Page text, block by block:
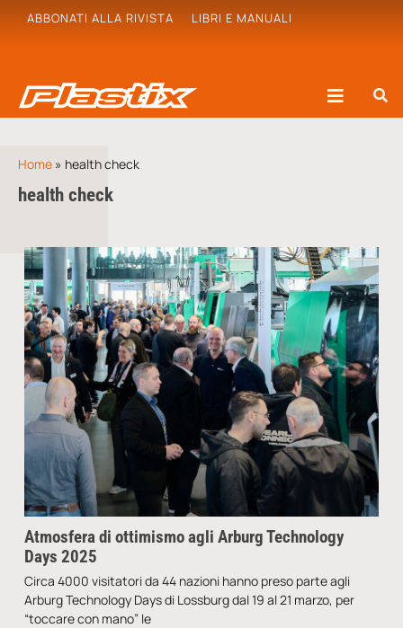
ABBONATI ALLA RIVISTA LIBRI E MANUALI
Home » health check
health check
Atmosfera di ottimismo agli Arburg Technology
Days 2025
Circa 4000 visitatori da 44 nazioni hanno preso parte agli
Arburg Technology Days di Lossburg dal 19 al 21 marzo, per
“toccare con mano” le